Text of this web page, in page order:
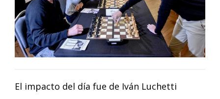
El impacto del día fue de Iván Luchetti